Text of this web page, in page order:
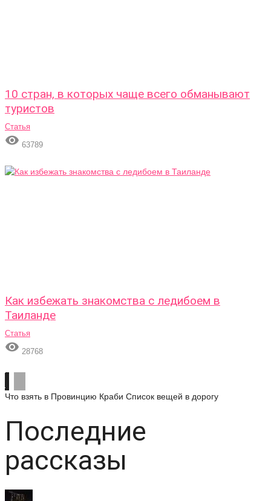
10 стран, в которых чаще всего обманывают
туристов
Статья
 63789
Как избежать знакомства с ледибоем в
Таиланде
Статья
 28768
Что взять в Провинцию Краби Список вещей в дорогу
Последние
рассказы